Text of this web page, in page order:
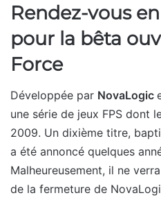
Rendez-vous
pour la bêta
Force
Développée par NovaLogic
une série de jeux FPS dont
2009. Un dixième titre,
a été annoncé quelques
Malheureusement, il ne
de la fermeture de